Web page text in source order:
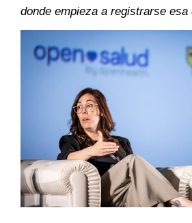
donde empieza a registrarse esa